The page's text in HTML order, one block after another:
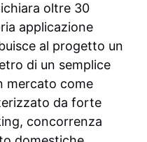
oltre 30
applicazione
al progetto un
di un semplice
mercato come
da forte
concorrenza